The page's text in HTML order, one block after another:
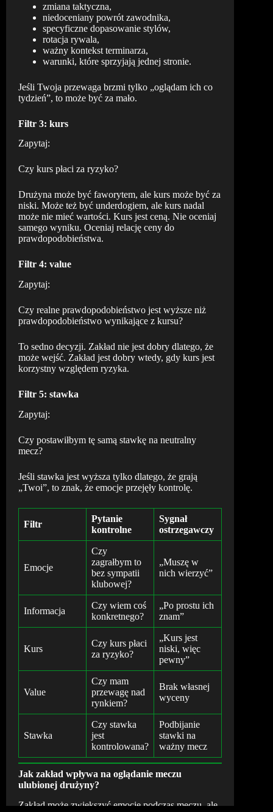
zmiana taktyczna,
niedoceniany powrót zawodnika,
specyficzne dopasowanie stylów,
rotacja rywala,
ważny kontekst terminarza,
warunki, które sprzyjają jednej stronie.
Jeśli Twoja przewaga brzmi tylko „oglądam ich co
tydzień”, to może być za mało.
Filtr 3: kurs
Zapytaj:
Czy kurs płaci za ryzyko?
Drużyna może być faworytem, ale kurs może być za
niski. Może też być underdogiem, ale kurs nadal
może nie mieć wartości. Kurs jest ceną. Nie oceniaj
samego wyniku. Oceniaj relację ceny do
prawdopodobieństwa.
Filtr 4: value
Zapytaj:
Czy realne prawdopodobieństwo jest wyższe niż
prawdopodobieństwo wynikające z kursu?
To sedno decyzji. Zakład nie jest dobry dlatego, że
może wejść. Zakład jest dobry wtedy, gdy kurs jest
korzystny względem ryzyka.
Filtr 5: stawka
Zapytaj:
Czy postawiłbym tę samą stawkę na neutralny
mecz?
Jeśli stawka jest wyższa tylko dlatego, że grają
„Twoi”, to znak, że emocje przejęły kontrolę.
Filtr
Pytanie
kontrolne
Sygnał
ostrzegawczy
Emocje
Czy
zagrałbym to
bez sympatii
klubowej?
„Muszę w
nich wierzyć”
Informacja
Czy wiem coś
konkretnego?
„Po prostu ich
znam”
Kurs
Czy kurs płaci
za ryzyko?
„Kurs jest
niski, więc
pewny”
Value
Czy mam
przewagę nad
rynkiem?
Brak własnej
wyceny
Stawka
Czy stawka
jest
kontrolowana?
Podbijanie
stawki na
ważny mecz
Jak zakład wpływa na oglądanie meczu
ulubionej drużyny?
Zakład może zwiększyć emocje podczas meczu, ale